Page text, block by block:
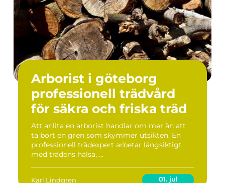
Arborist i göteborg
professionell trädvård
för säkra och friska träd
Att anlita en arborist handlar om mer än att
ta bort en gren som skymmer utsikten. En
professionell trädexpert arbetar långsiktigt
med trädens hälsa, ...
Karl Lindgren 01. jul